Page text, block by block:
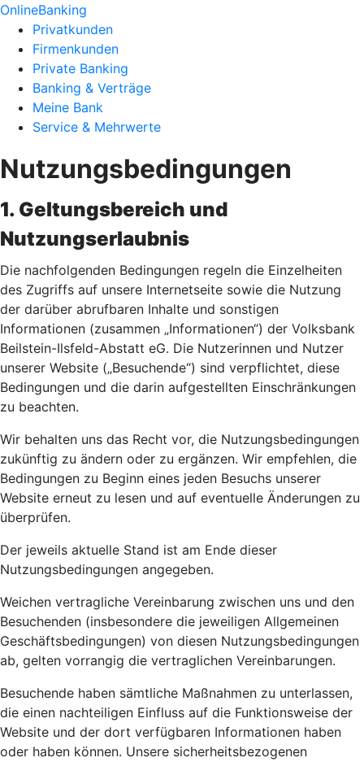
OnlineBanking
Privatkunden
Firmenkunden
Private Banking
Banking & Verträge
Meine Bank
Service & Mehrwerte
Nutzungsbedingungen
1. Geltungsbereich und
Nutzungserlaubnis
Die nachfolgenden Bedingungen regeln die Einzelheiten
des Zugriffs auf unsere Internetseite sowie die Nutzung
der darüber abrufbaren Inhalte und sonstigen
Informationen (zusammen „Informationen“) der Volksbank
Beilstein-Ilsfeld-Abstatt eG. Die Nutzerinnen und Nutzer
unserer Website („Besuchende“) sind verpflichtet, diese
Bedingungen und die darin aufgestellten Einschränkungen
zu beachten.
Wir behalten uns das Recht vor, die Nutzungsbedingungen
zukünftig zu ändern oder zu ergänzen. Wir empfehlen, die
Bedingungen zu Beginn eines jeden Besuchs unserer
Website erneut zu lesen und auf eventuelle Änderungen zu
überprüfen.
Der jeweils aktuelle Stand ist am Ende dieser
Nutzungsbedingungen angegeben.
Weichen vertragliche Vereinbarung zwischen uns und den
Besuchenden (insbesondere die jeweiligen Allgemeinen
Geschäftsbedingungen) von diesen Nutzungsbedingungen
ab, gelten vorrangig die vertraglichen Vereinbarungen.
Besuchende haben sämtliche Maßnahmen zu unterlassen,
die einen nachteiligen Einfluss auf die Funktionsweise der
Website und der dort verfügbaren Informationen haben
oder haben können. Unsere sicherheitsbezogenen